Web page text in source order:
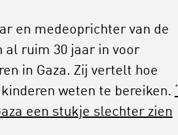
en medeoprichter van de
al ruim 30 jaar in voor
in Gaza. Zij vertelt hoe
weten te bereiken.
een stukje slechter zien